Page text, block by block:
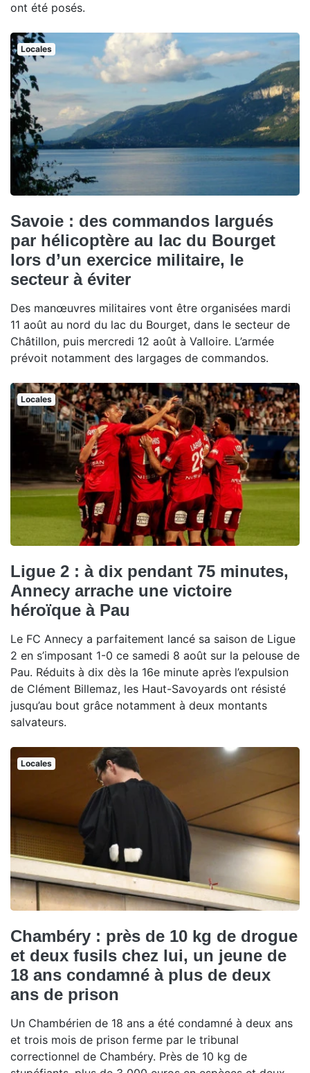
ont été posés.
Locales
Savoie : des commandos largués
par hélicoptère au lac du Bourget
lors d’un exercice militaire, le
secteur à éviter
Des manœuvres militaires vont être organisées mardi
11 août au nord du lac du Bourget, dans le secteur de
Châtillon, puis mercredi 12 août à Valloire. L’armée
prévoit notamment des largages de commandos.
Locales
Ligue 2 : à dix pendant 75 minutes,
Annecy arrache une victoire
héroïque à Pau
Le FC Annecy a parfaitement lancé sa saison de Ligue
2 en s’imposant 1-0 ce samedi 8 août sur la pelouse de
Pau. Réduits à dix dès la 16e minute après l’expulsion
de Clément Billemaz, les Haut-Savoyards ont résisté
jusqu’au bout grâce notamment à deux montants
salvateurs.
Locales
Chambéry : près de 10 kg de drogue
et deux fusils chez lui, un jeune de
18 ans condamné à plus de deux
ans de prison
Un Chambérien de 18 ans a été condamné à deux ans
et trois mois de prison ferme par le tribunal
correctionnel de Chambéry. Près de 10 kg de